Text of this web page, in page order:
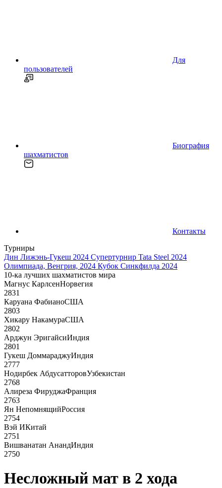
Для
пользователей
Биография
шахматистов
Контакты
Турниры
Дин Лижэнь-Гукеш 2024 Супертурнир Tata Steel 2024
Олимпиада, Венгрия, 2024 Кубок Синкфилда 2024
10-ка лучших шахматистов мира
Магнус КарлсенНорвегия
2831
Каруана ФабианоСША
2803
Хикару НакамураСША
2802
Арджун ЭригайсиИндия
2801
Гукеш ДоммараджуИндия
2777
Нодирбек АбдусатторовУзбекистан
2768
Алиреза ФируджаФранция
2763
Ян НепомнящийРоссия
2754
Вэй ИКитай
2751
Вишванатан АнандИндия
2750
Несложный мат в 2 хода